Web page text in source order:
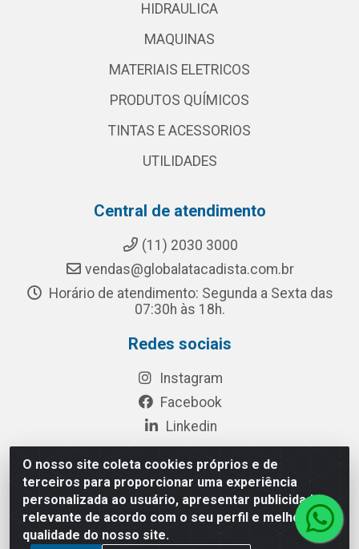
O nosso site coleta cookies próprios e de
terceiros para proporcionar uma experiência
personalizada ao usuário, apresentar publicidade
relevante de acordo com o seu perfil e melhorar a
qualidade do nosso site.
HIDRAULICA
MAQUINAS
MATERIAIS ELETRICOS
PRODUTOS QUÍMICOS
TINTAS E ACESSORIOS
UTILIDADES
Central de atendimento
(11) 2030 3000
vendas@globalatacadista.com.br
Horário de atendimento: Segunda a Sexta das
07:30h às 18h.
Redes sociais
Instagram
Facebook
Linkedin
Rua Chipuê, 117 - S. Miguel Paulista São Paulo/SP - CEP
08010-260- CNPJ: 03.010.739/0001-72